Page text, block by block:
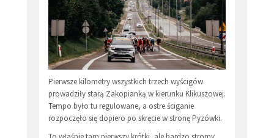
Pierwsze kilometry wszystkich trzech wyścigów
prowadziły starą Zakopianką w kierunku Klikuszowej.
Tempo było tu regulowane, a ostre ściganie
rozpoczęło się dopiero po skręcie w stronę Pyzówki.